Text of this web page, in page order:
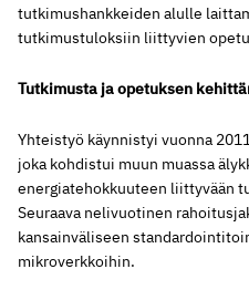
tutkimushankkeiden alulle
tutkimustuloksiin liittyvien
Tutkimusta ja opetuksen
Yhteistyö käynnistyi vuonna
joka kohdistui muun muassa
energiatehokkuuteen liittyvään
Seuraava nelivuotinen
kansainväliseen
mikroverkkoihin.